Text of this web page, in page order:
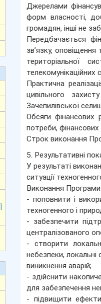
Джерелами
форм власності,
громадян, інші не
Передбачається
зв’язку, оповіщення
територіальної
Практична
цивільного
Зачепилівської
Обсяги фінансових
потреби,
Строк виконання
5. Результативні
У результаті
ситуації
Виконання
- поповнити і
техногенного і
- забезпечити
централізованого
- створити
небезпеки,
виникнення аварій;
- здійснити
для забезпечення
- підвищити